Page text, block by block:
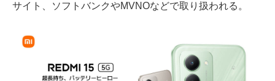
サイト、ソフトバンクやMVNOなどで取り扱われる。